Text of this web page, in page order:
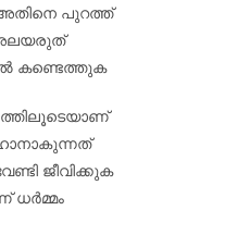
പുറത്ത്
കണ്ടെത്തുക
ജീവിക്കുക